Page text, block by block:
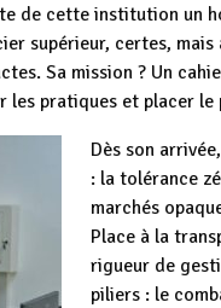
de cette institution un
supérieur, certes,
Sa mission ? Un
pratiques et placer
Dès son
: la tolérance
marchés
Place à la
rigueur de
piliers : le